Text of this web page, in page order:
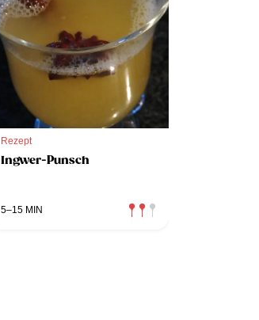
Rezept
Ingwer-Punsch
5–15 MIN